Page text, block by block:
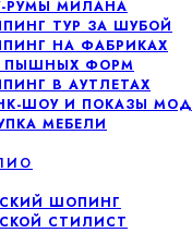
РУМЫ МИЛАНА
ТУР ЗА ШУБОЙ
НА ФАБРИКАХ
ПЫШНЫХ ФОРМ
В АУТЛЕТАХ
ШОУ И ПОКАЗЫ МОД
МЕБЕЛИ
ШОПИНГ
СТИЛИСТ